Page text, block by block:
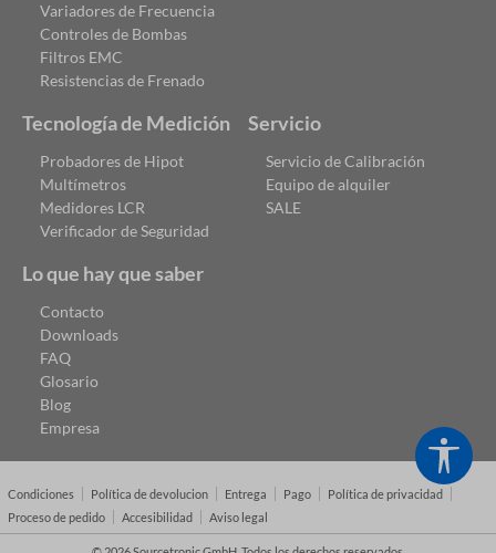
Variadores de Frecuencia
Controles de Bombas
Filtros EMC
Resistencias de Frenado
Tecnología de Medición
Probadores de Hipot
Multímetros
Medidores LCR
Verificador de Seguridad
Servicio
Servicio de Calibración
Equipo de alquiler
SALE
Lo que hay que saber
Contacto
Downloads
FAQ
Glosario
Blog
Empresa
Condiciones Política de devolucion Entrega Pago
Política de privacidad
Proceso de pedido
Accesibilidad Aviso legal